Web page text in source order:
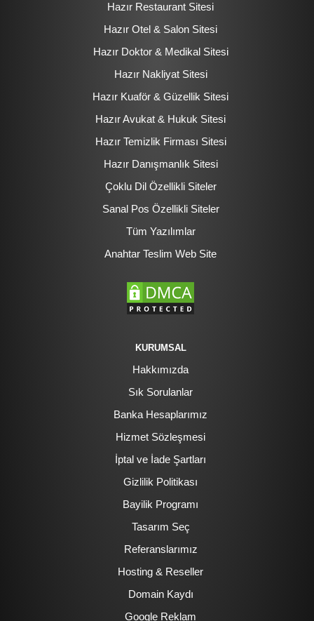
Hazır Restaurant Sitesi
Hazır Otel & Salon Sitesi
Hazır Doktor & Medikal Sitesi
Hazır Nakliyat Sitesi
Hazır Kuaför & Güzellik Sitesi
Hazır Avukat & Hukuk Sitesi
Hazır Temizlik Firması Sitesi
Hazır Danışmanlık Sitesi
Çoklu Dil Özellikli Siteler
Sanal Pos Özellikli Siteler
Tüm Yazılımlar
Anahtar Teslim Web Site
KURUMSAL
Hakkımızda
Sık Sorulanlar
Banka Hesaplarımız
Hizmet Sözleşmesi
İptal ve İade Şartları
Gizlilik Politikası
Bayilik Programı
Tasarım Seç
Referanslarımız
Hosting & Reseller
Domain Kaydı
Google Reklam